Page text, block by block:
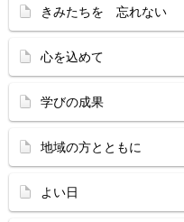
きみたちを 忘れない
心を込めて
学びの成果
地域の方とともに
よい日